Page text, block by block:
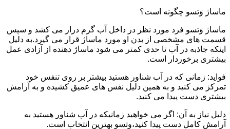
ماساژ وَتسو چگونه است؟
ماساژ وَتسو فرد مورد نظر در داخل آب گرم دراز می کشد و سپس
قسمت های مشخصی از بدن او مورد ماساژ قرار می گیرد.به دلیل
اینکه جاذبه در آب تا حدی کمتر می شود ماساژ دهنده از آزادی عمل
بیشتری برخوردار است.
فواید: زمانی که در آب شناور هستید بیشتر بر روی تنفس خود
تمرکز می کنید و به همین دلیل نفس های عمیق کشیده و به آرامش
بیشتری دست پیدا می کنید.
دلیل نیاز به آن: اگر می خواهید زمانیکه در آب شناور هستید به
آرامش کامل دست پیدا کنید،وتسو بهترین انتخاب است.